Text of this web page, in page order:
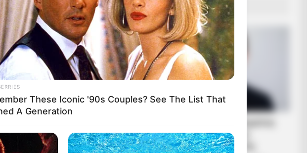
ΔΗΜΟΦΙΛΗ ΑΡΘΡΑ
Αφαίρεση εμφυτεύματος
και βιοτσιπ από τις
δυνάμεις του φωτός
These Iconic '90s Couples? See The List That
A Generation